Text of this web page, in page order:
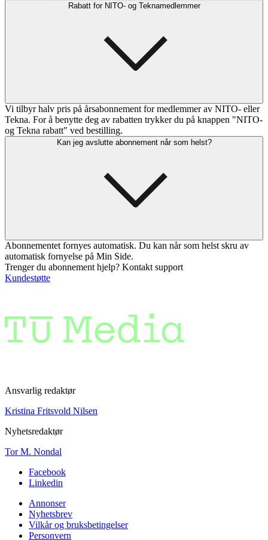
Rabatt for NITO- og Teknamedlemmer
Vi tilbyr halv pris på årsabonnement for medlemmer av NITO- eller
Tekna. For å benytte deg av rabatten trykker du på knappen "NITO-
og Tekna rabatt" ved bestilling.
Kan jeg avslutte abonnement når som helst?
Abonnementet fornyes automatisk. Du kan når som helst skru av
automatisk fornyelse på Min Side.
Trenger du abonnement hjelp? Kontakt support
Kundestøtte
Ansvarlig redaktør
Kristina Fritsvold Nilsen
Nyhetsredaktør
Tor M. Nondal
Facebook
Linkedin
Annonser
Nyhetsbrev
Vilkår og bruksbetingelser
Personvern